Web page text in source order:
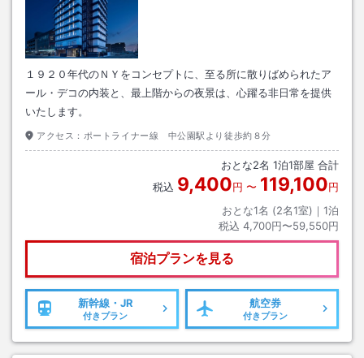
１９２０年代のＮＹをコンセプトに、至る所に散りばめられたア
ール・デコの内装と、最上階からの夜景は、心躍る非日常を提供
いたします。
アクセス： ポートライナー線 中公園駅より徒歩約８分
おとな2名 1泊1部屋 合計
税込 9,400円 〜 119,100円
おとな1名 (2名1室)｜ 1泊
税込 4,700円〜59,550円
宿泊プランを見る
新幹線・JR
付きプラン
航空券
付きプラン